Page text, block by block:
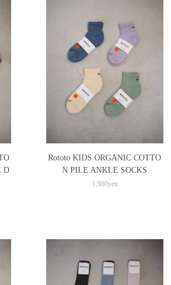
D
Rototo KIDS ORGANIC COTTO
N PILE ANKLE SOCKS
1,980yen